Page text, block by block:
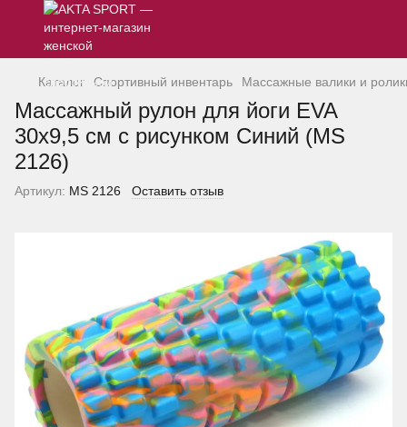
Каталог Спортивный инвентарь Массажные валики и
Массажный рулон для йоги EVA
30х9,5 см с рисунком Синий (MS
2126)
Артикул: MS 2126 Оставить отзыв